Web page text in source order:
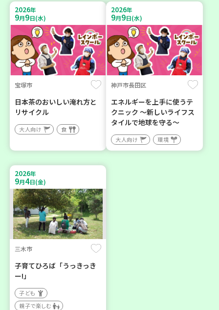
2026年
9月9日(水)
宝塚市
日本茶のおいしい淹れ方と
リサイクル
大人向け 食
2026年
9月9日(水)
神戸市長田区
エネルギーを上手に使うテ
クニック ～新しいライフス
タイルで地球を守る～
大人向け 環境
2026年
9月4日(金)
三木市
子育てひろば「うっきっき
ー!」
子ども
親子で楽しむ